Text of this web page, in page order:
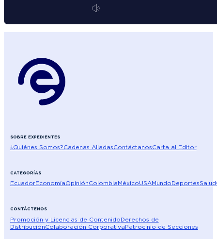
SOBRE EXPEDIENTES
¿Quiénes Somos?Cadenas AliadasContáctanosCarta al Editor
CATEGORÍAS
EcuadorEconomíaOpiniónColombiaMéxicoUSAMundoDeportesSalud
CONTÁCTENOS
Promoción y Licencias de ContenidoDerechos de
DistribuciónColaboración CorporativaPatrocinio de Secciones